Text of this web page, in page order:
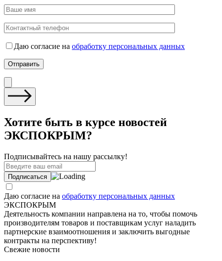
Даю согласие на обработку персональных данных
Хотите быть в курсе новостей
ЭКСПОКРЫМ?
Подписывайтесь на нашу рассылку!
Даю согласие на обработку персональных данных
ЭКСПОКРЫМ
Деятельность компании направлена на то, чтобы помочь
производителям товаров и поставщикам услуг наладить
партнерские взаимоотношения и заключить выгодные
контракты на перспективу!
Свежие новости